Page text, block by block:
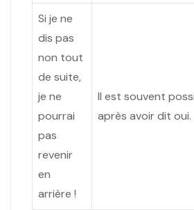
Si je ne
dis pas
non tout
de suite,
je ne
pourrai
pas
revenir
en
arrière !
Il est souvent
après avoir dit oui.